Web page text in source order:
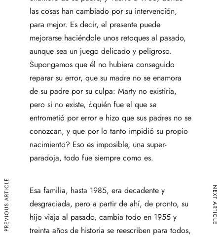
las cosas han cambiado por su intervención,
para mejor. Es decir, el presente puede
mejorarse haciéndole unos retoques al pasado,
aunque sea un juego delicado y peligroso.
Supongamos que él no hubiera conseguido
reparar su error, que su madre no se enamora
de su padre por su culpa: Marty no existiría,
pero si no existe, ¿quién fue el que se
entrometió por error e hizo que sus padres no se
conozcan, y que por lo tanto impidió su propio
nacimiento? Eso es imposible, una super-
paradoja, todo fue siempre como es.
Esa familia, hasta 1985, era decadente y
desgraciada, pero a partir de ahí, de pronto, su
hijo viaja al pasado, cambia todo en 1955 y
treinta años de historia se reescriben para todos,
PREVIOUS ARTICLE NEXT ARTICLE